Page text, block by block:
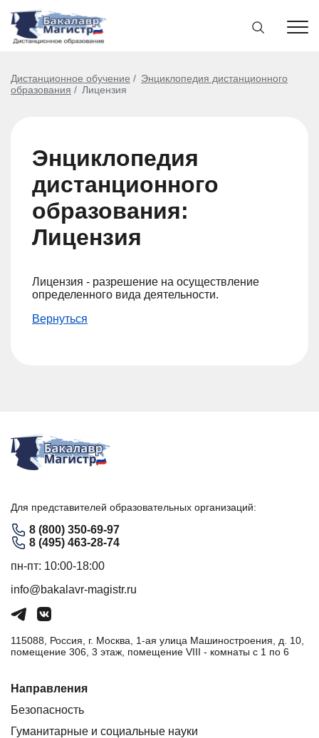
Дистанционное обучение
Энциклопедия дистанционного
образования
Лицензия
Энциклопедия
дистанционного
образования:
Лицензия
Лицензия - разрешение на осуществление
определенного вида деятельности.
Вернуться
Для представителей образовательных организаций:
8 (800) 350-69-97
8 (495) 463-28-74
пн-пт: 10:00-18:00
info@bakalavr-magistr.ru
115088, Россия, г. Москва, 1-ая улица Машиностроения, д. 10,
помещение 306, 3 этаж, помещение VIII - комнаты с 1 по 6
Направления
Безопасность
Гуманитарные и социальные науки